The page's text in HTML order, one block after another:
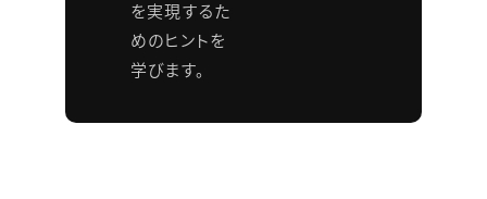
を実現するた
めのヒントを
学びます。